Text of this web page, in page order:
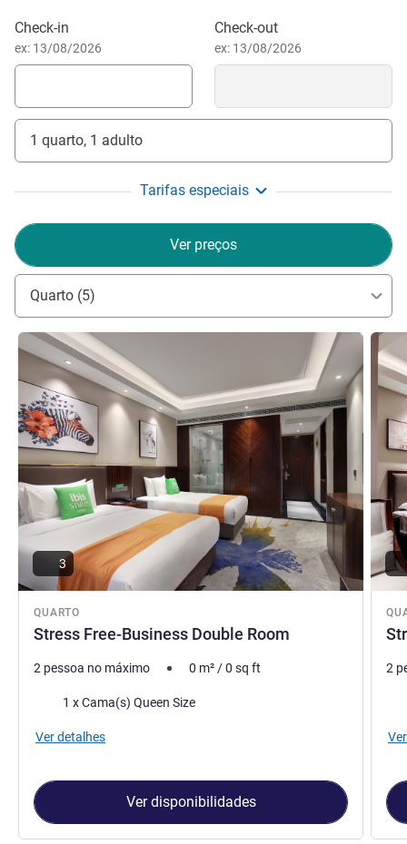
Reservar este hotel
Check-in
ex: 13/08/2026
Check-out
ex: 13/08/2026
1 quarto, 1 adulto
Tarifas especiais
Ver preços
Quarto (5)
QUARTO
Stress Free-Business Double Room
Ver detalhes
3
2 pessoa no máximo 0 m²/0 sq ft
Cama1 x Cama(s) Queen Size
Ver detalhes
Ver disponibilidades
Ver
2